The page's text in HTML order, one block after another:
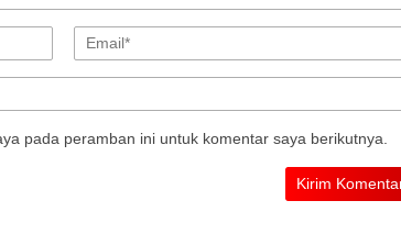
pada peramban ini untuk komentar saya berikutnya.